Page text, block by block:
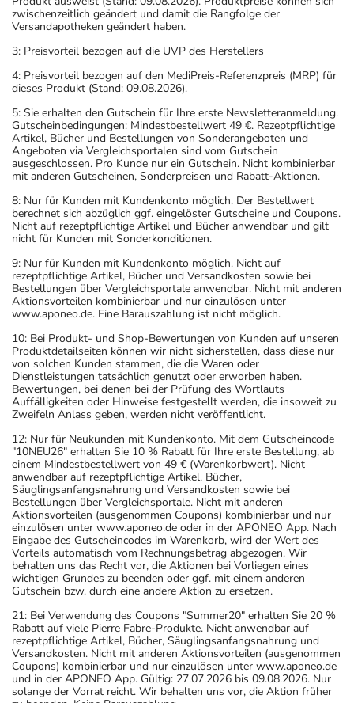
zwischenzeitlich geändert und damit die Rangfolge der
Versandapotheken geändert haben.
3: Preisvorteil bezogen auf die UVP des Herstellers
4: Preisvorteil bezogen auf den MediPreis-Referenzpreis (MRP) für
dieses Produkt (Stand: 09.08.2026).
5: Sie erhalten den Gutschein für Ihre erste Newsletteranmeldung.
Gutscheinbedingungen: Mindestbestellwert 49 €. Rezeptpflichtige
Artikel, Bücher und Bestellungen von Sonderangeboten und
Angeboten via Vergleichsportalen sind vom Gutschein
ausgeschlossen. Pro Kunde nur ein Gutschein. Nicht kombinierbar
mit anderen Gutscheinen, Sonderpreisen und Rabatt-Aktionen.
8: Nur für Kunden mit Kundenkonto möglich. Der Bestellwert
berechnet sich abzüglich ggf. eingelöster Gutscheine und Coupons.
Nicht auf rezeptpflichtige Artikel und Bücher anwendbar und gilt
nicht für Kunden mit Sonderkonditionen.
9: Nur für Kunden mit Kundenkonto möglich. Nicht auf
rezeptpflichtige Artikel, Bücher und Versandkosten sowie bei
Bestellungen über Vergleichsportale anwendbar. Nicht mit anderen
Aktionsvorteilen kombinierbar und nur einzulösen unter
www.aponeo.de. Eine Barauszahlung ist nicht möglich.
10: Bei Produkt- und Shop-Bewertungen von Kunden auf unseren
Produktdetailseiten können wir nicht sicherstellen, dass diese nur
von solchen Kunden stammen, die die Waren oder
Dienstleistungen tatsächlich genutzt oder erworben haben.
Bewertungen, bei denen bei der Prüfung des Wortlauts
Auffälligkeiten oder Hinweise festgestellt werden, die insoweit zu
Zweifeln Anlass geben, werden nicht veröffentlicht.
12: Nur für Neukunden mit Kundenkonto. Mit dem Gutscheincode
"10NEU26" erhalten Sie 10 % Rabatt für Ihre erste Bestellung, ab
einem Mindestbestellwert von 49 € (Warenkorbwert). Nicht
anwendbar auf rezeptpflichtige Artikel, Bücher,
Säuglingsanfangsnahrung und Versandkosten sowie bei
Bestellungen über Vergleichsportale. Nicht mit anderen
Aktionsvorteilen (ausgenommen Coupons) kombinierbar und nur
einzulösen unter www.aponeo.de oder in der APONEO App. Nach
Eingabe des Gutscheincodes im Warenkorb, wird der Wert des
Vorteils automatisch vom Rechnungsbetrag abgezogen. Wir
behalten uns das Recht vor, die Aktionen bei Vorliegen eines
wichtigen Grundes zu beenden oder ggf. mit einem anderen
Gutschein bzw. durch eine andere Aktion zu ersetzen.
21: Bei Verwendung des Coupons "Summer20" erhalten Sie 20 %
Rabatt auf viele Pierre Fabre-Produkte. Nicht anwendbar auf
rezeptpflichtige Artikel, Bücher, Säuglingsanfangsnahrung und
Versandkosten. Nicht mit anderen Aktionsvorteilen (ausgenommen
Coupons) kombinierbar und nur einzulösen unter www.aponeo.de
und in der APONEO App. Gültig: 27.07.2026 bis 09.08.2026. Nur
solange der Vorrat reicht. Wir behalten uns vor, die Aktion früher